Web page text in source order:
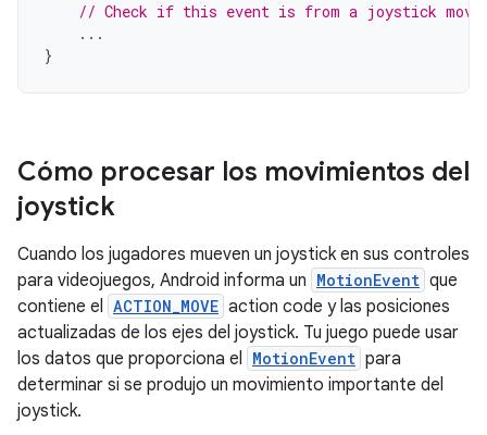
// Check if this event is from a joystick
...
}
Cómo procesar los movimientos del
joystick
Cuando los jugadores mueven un joystick en sus controles
para videojuegos, Android informa un MotionEvent que
contiene el ACTION_MOVE action code y las posiciones
actualizadas de los ejes del joystick. Tu juego puede usar
los datos que proporciona el MotionEvent para
determinar si se produjo un movimiento importante del
joystick.